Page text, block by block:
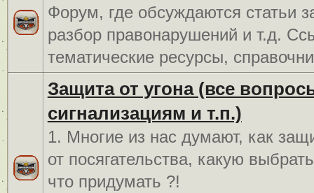
Форум, где обсуждаются статьи
разбор правонарушений и т.д.
тематические ресурсы,
Защита от угона (все
сигнализациям и т.п.)
1. Многие из нас думают, как
от посягательства, какую
что придумать ?!